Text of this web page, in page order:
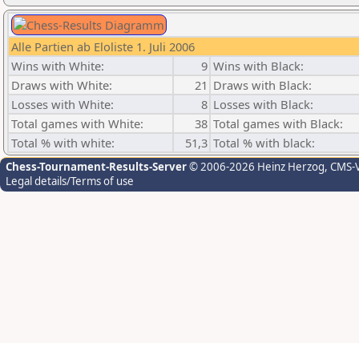
Alle Partien ab Eloliste 1. Juli 2006
Wins with White:
9 Wins with Black:
Draws with White:
21 Draws with Black:
Losses with White:
8 Losses with Black:
Total games with White:
38 Total games with Black:
Total % with white:
51,3 Total % with black:
Chess-Tournament-Results-Server© 2006-2026 Heinz Herzog,
Legal details/Terms of use